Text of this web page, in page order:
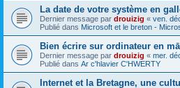
La date de votre système en
Dernier message par drouizig « ven.
Publié dans Microsoft et le breton -
Bien écrire sur ordinateur en
Dernier message par drouizig « mer.
Publié dans Ar c'hlavier C'HWERTY
Internet et la Bretagne, une